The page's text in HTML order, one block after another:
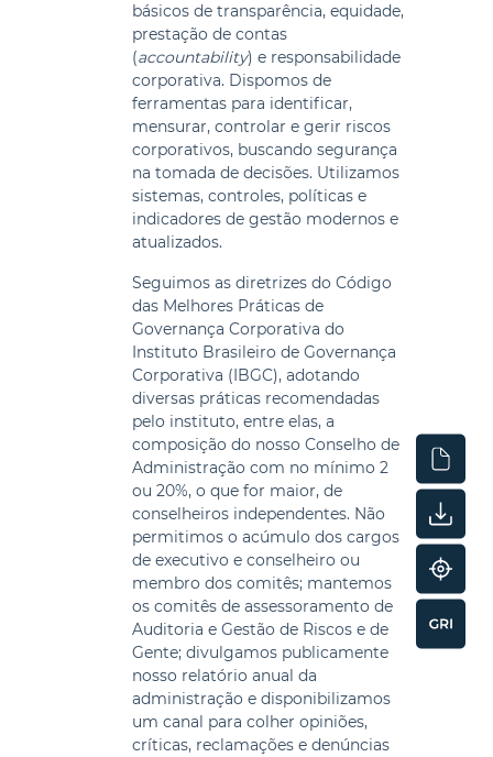
básicos de transparência, equidade,
prestação de contas
(accountability) e responsabilidade
corporativa. Dispomos de
ferramentas para identificar,
mensurar, controlar e gerir riscos
corporativos, buscando segurança
na tomada de decisões. Utilizamos
sistemas, controles, políticas e
indicadores de gestão modernos e
atualizados.
Seguimos as diretrizes do Código
das Melhores Práticas de
Governança Corporativa do
Instituto Brasileiro de Governança
Corporativa (IBGC), adotando
diversas práticas recomendadas
pelo instituto, entre elas, a
composição do nosso Conselho de
Administração com no mínimo 2
ou 20%, o que for maior, de
conselheiros independentes. Não
permitimos o acúmulo dos cargos
de executivo e conselheiro ou
membro dos comitês; mantemos
os comitês de assessoramento de
Auditoria e Gestão de Riscos e de
Gente; divulgamos publicamente
nosso relatório anual da
administração e disponibilizamos
um canal para colher opiniões,
críticas, reclamações e denúncias